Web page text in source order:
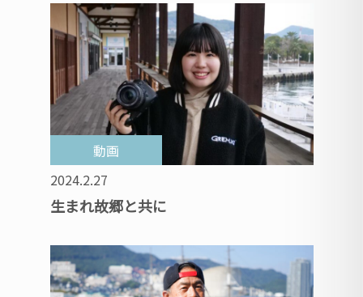
動画
2024.2.27
生まれ故郷と共に